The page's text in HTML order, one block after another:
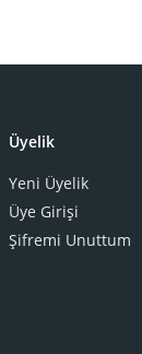
Üyelik
Yeni Üyelik
Üye Girişi
Şifremi Unuttum